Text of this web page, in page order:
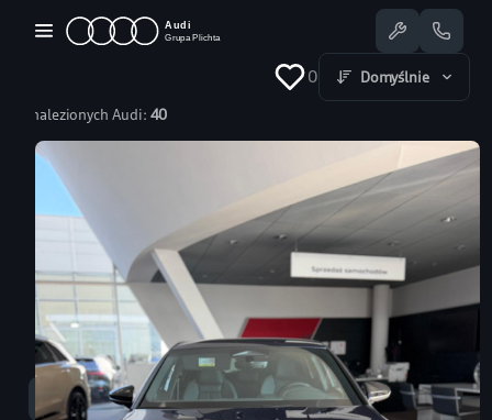
Przejdź
Dostępne Audi
Oferty specjalne
Nasze salony
Jazda testowa
Serwis
58 350 25 55
0 Domyślnie
Znalezionych Audi: 40